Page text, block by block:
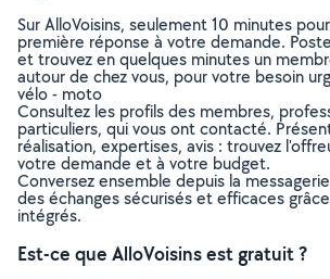
Sur AlloVoisins, seulement 10 minutes
première réponse à votre demande.
et trouvez en quelques minutes un
autour de chez vous, pour votre besoin
vélo - moto
Consultez les profils des membres,
particuliers, qui vous ont contacté.
réalisation, expertises, avis : trouvez
votre demande et à votre budget.
Conversez ensemble depuis la
des échanges sécurisés et efficaces
intégrés.
Est-ce que AlloVoisins est gratuit ?